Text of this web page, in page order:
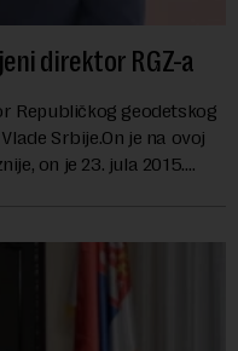
direktor RGZ-a
Republičkog geodetskog
Srbije.On je na ovoj
on je 23. jula 2015.